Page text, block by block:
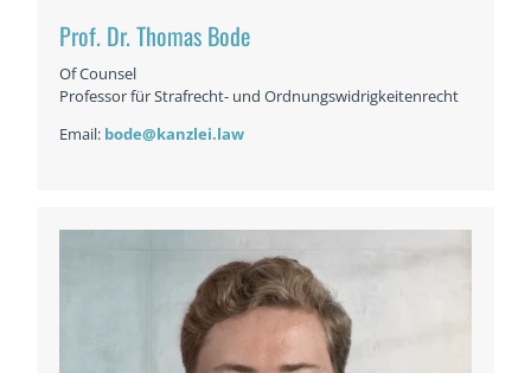
Prof. Dr. Thomas Bode
Of Counsel
Professor für Strafrecht- und Ordnungswidrigkeitenrecht
Email: bode@kanzlei.law